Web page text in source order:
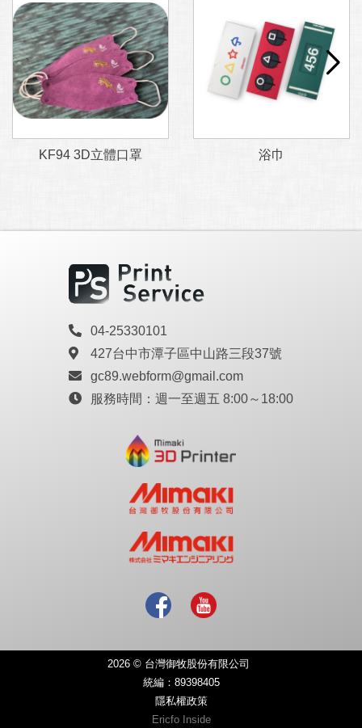
KF94 3D立體口罩 浴巾
04-25330101
427台中市潭子區中山路三段37號
gc89.webform@gmail.com
服務時間： 週一至週五 8:00～18:00
2026 © 台灣御牧股份有限公司
統編：89398405
隱私權政策
Ericfo Inside